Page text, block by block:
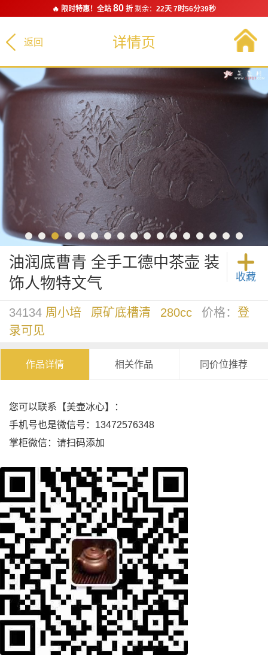
🔥 限时特惠！全站 80 折 剩余： 22天 7时56分38秒
返回 详情页
油润底曹青 全手工德中茶壶 装
饰人物特文气
收藏
34134 周小培 原矿底槽清 280cc 价格： 登
录可见
作品详情 相关作品 同价位推荐
您可以联系【美壶冰心】：
手机号也是微信号：13472576348
掌柜微信：请扫码添加